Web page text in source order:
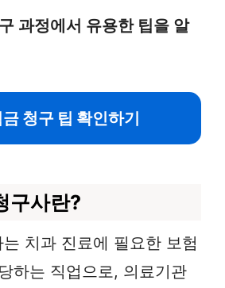
과정에서 유용한 팁을 알
청구 팁 확인하기
구사란?
치과 진료에 필요한 보험
하는 직업으로, 의료기관